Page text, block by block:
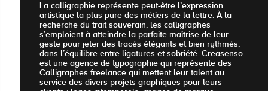
La calligraphie représente peut-être l’expression
artistique la plus pure des métiers de la lettre. À la
recherche du trait souverain, les calligraphes
s’emploient à atteindre la parfaite maîtrise de leur
geste pour jeter des tracés élégants et bien rythmés,
dans l’équilibre entre ligatures et sobriété. Creasenso
est une agence de typographie qui représente des
Calligraphes freelance qui mettent leur talent au
service des divers projets graphiques pour leurs